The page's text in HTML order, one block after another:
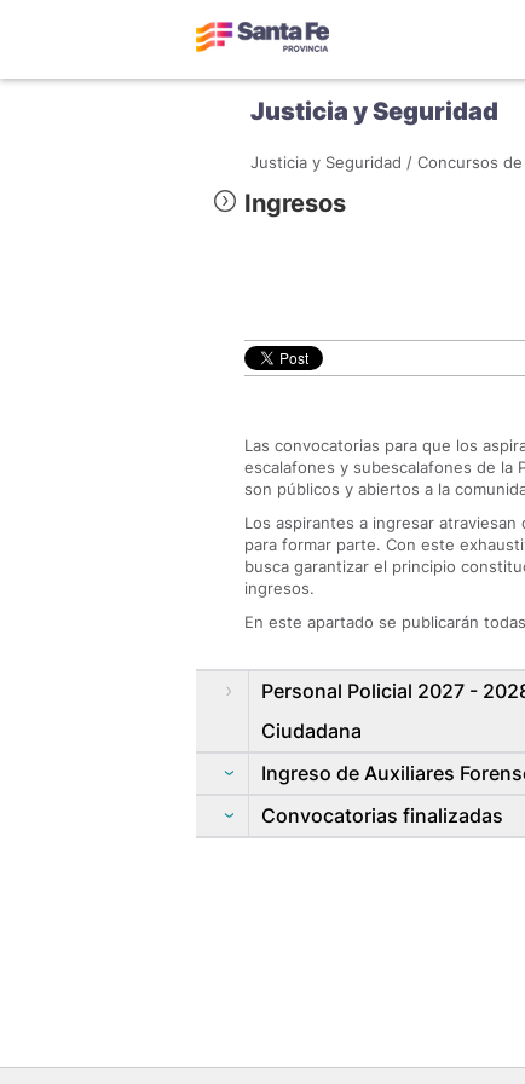
Justicia y Seguridad
Justicia y Seguridad / Concursos
Ingresos
Las convocatorias para que los
escalafones y subescalafones de la
son públicos y abiertos a la
Los aspirantes a ingresar
para formar parte. Con este
busca garantizar el principio
ingresos.
En este apartado se publicarán
Personal Policial 2027 -
Ciudadana
Ingreso de Auxiliares
Convocatorias finalizadas